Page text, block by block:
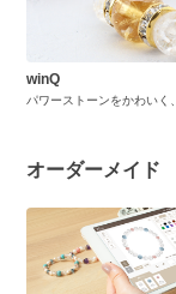
winQ
パワーストーンをかわいく
オーダーメイド